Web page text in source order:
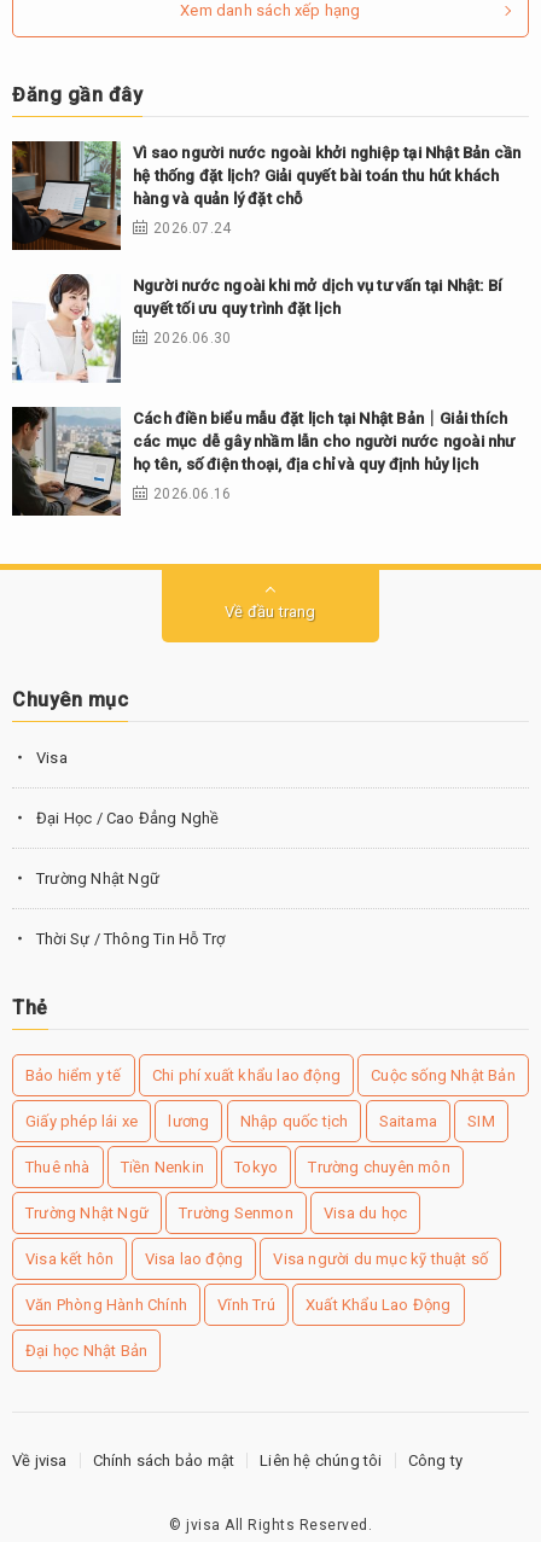
Xem danh sách xếp hạng
Đăng gần đây
Vì sao người nước ngoài khởi nghiệp tại Nhật Bản cần
hệ thống đặt lịch? Giải quyết bài toán thu hút khách
hàng và quản lý đặt chỗ
2026.07.24
Người nước ngoài khi mở dịch vụ tư vấn tại Nhật: Bí
quyết tối ưu quy trình đặt lịch
2026.06.30
Cách điền biểu mẫu đặt lịch tại Nhật Bản｜Giải thích
các mục dễ gây nhầm lẫn cho người nước ngoài như
họ tên, số điện thoại, địa chỉ và quy định hủy lịch
2026.06.16
Về đầu trang
Chuyên mục
Visa
Đại Học / Cao Đẳng Nghề
Trường Nhật Ngữ
Thời Sự / Thông Tin Hỗ Trợ
Thẻ
Bảo hiểm y tế Chi phí xuất khẩu lao động Cuộc sống Nhật Bản
Giấy phép lái xe lương Nhập quốc tịch Saitama SIM
Thuê nhà Tiền Nenkin Tokyo Trường chuyên môn
Trường Nhật Ngữ Trường Senmon Visa du học
Visa kết hôn Visa lao động Visa người du mục kỹ thuật số
Văn Phòng Hành Chính Vĩnh Trú Xuất Khẩu Lao Động
Đại học Nhật Bản
Về jvisa Chính sách bảo mật Liên hệ chúng tôi Công ty
© jvisa All Rights Reserved.